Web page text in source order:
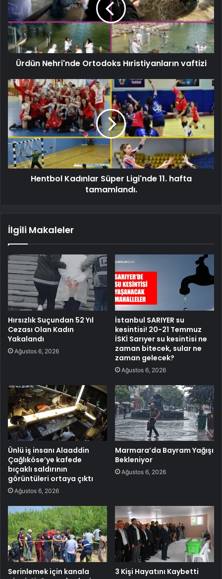
Ürdün Nehri'nde Ortodoks Hıristiyanların vaftizi
Hentbol Kadınlar Süper Ligi'nde 11. hafta
tamamlandı.
İlgili Makaleler
Hırsızlık Suçundan 52 Yıl
Cezası Olan Kadın
Yakalandı
Ağustos 6, 2026
İstanbul SARIYER su
kesintisi! 20-21 Temmuz
İSKİ Sarıyer su kesintisi ne
zaman bitecek, sular ne
zaman gelecek?
Ağustos 6, 2026
Ünlü iş insanı Alaaddin
Çağlıköse’ye kafede
bıçaklı saldırının
görüntüleri ortaya çıktı
Ağustos 6, 2026
Marmara’da Bayram Yağışı
Bekleniyor
Ağustos 6, 2026
Serinlemek için kanala
3 Kişi Hayatını Kaybetti